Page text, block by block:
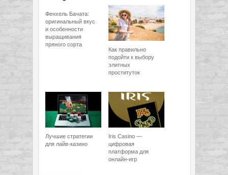
Фенхель Бачата:
оригинальный вкус
и особенности
выращивания
пряного сорта
Как правильно
подойти к выбору
элитных
проституток
Лучшие стратегии
для лайв-казино
Iris Casino —
цифровая
платформа для
онлайн-игр